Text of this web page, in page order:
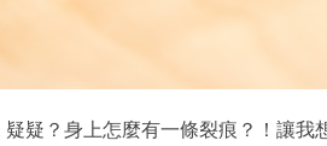
疑？身上怎麼有一條裂痕？！讓